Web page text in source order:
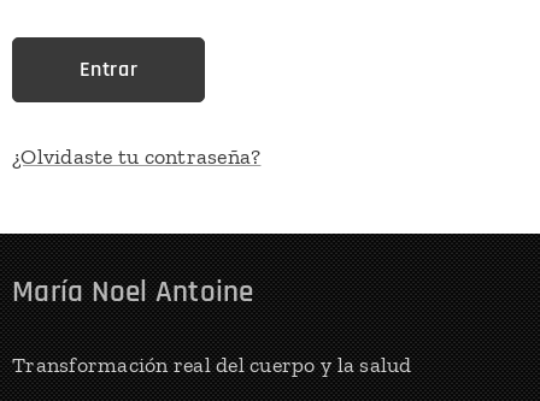
Entrar
¿Olvidaste tu contraseña?
María Noel Antoine
Transformación real del cuerpo y la salud